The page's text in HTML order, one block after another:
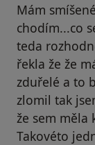
Mám
chodím...co
teda
řekla že že
zduřelé a to
zlomil tak
že sem měla
Takovéto